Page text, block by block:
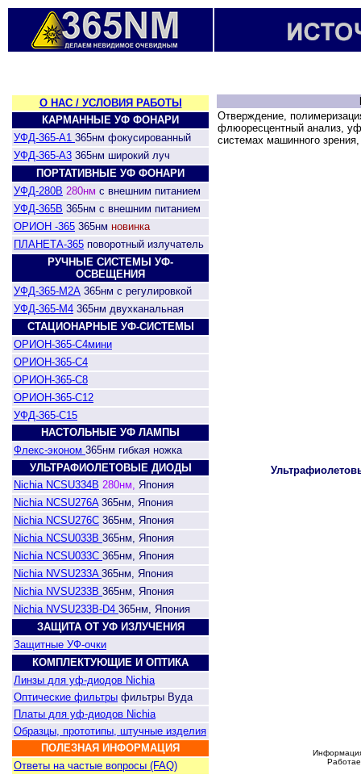
О НАС / УСЛОВИЯ РАБОТЫ
КАРМАННЫЕ УФ ФОНАРИ
УФД-365-А1 365нм фокусированный
УФД-365-А3 365нм широкий луч
ПОРТАТИВНЫЕ УФ ФОНАРИ
УФД-280В 280нм с внешним питанием
УФД-365В 365нм с внешним питанием
ОРИОН -365 365нм новинка
ПЛАНЕТА-365 поворотный излучатель
РУЧНЫЕ СИСТЕМЫ УФ-
ОСВЕЩЕНИЯ
УФД-365-М2А 365нм с регулировкой
УФД-365-М4 365нм двухканальная
СТАЦИОНАРНЫЕ УФ-СИСТЕМЫ
ОРИОН-365-С4мини
ОРИОН-365-С4
ОРИОН-365-С8
ОРИОН-365-С12
УФД-365-С15
НАСТОЛЬНЫЕ УФ ЛАМПЫ
Флекс-эконом 365нм гибкая ножка
УЛЬТРАФИОЛЕТОВЫЕ ДИОДЫ
Nichia NCSU334B 280нм, Япония
Nichia NCSU276A365нм, Япония
Nichia NCSU276C 365нм, Япония
Nichia NCSU033B 365нм, Япония
Nichia NCSU033C 365нм, Япония
Nichia NVSU233A 365нм, Япония
Nichia NVSU233B 365нм, Япония
Nichia NVSU233B-D4 365нм, Япония
ЗАЩИТА ОТ УФ ИЗЛУЧЕНИЯ
Защитные УФ-очки
КОМПЛЕКТУЮЩИЕ И ОПТИКА
Линзы для уф-диодов Nichia
Оптические фильтры фильтры Вуда
Платы для уф-диодов Nichia
Образцы, прототипы, штучные изделия
ПОЛЕЗНАЯ ИНФОРМАЦИЯ
Ответы на частые вопросы (FAQ)
Отверждение,
флюоресцентный анализ,
системах машинного
Информация